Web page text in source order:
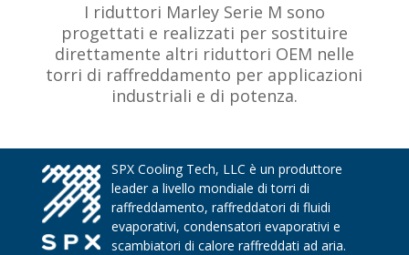
I riduttori Marley Serie M sono
progettati e realizzati per sostituire
direttamente altri riduttori OEM nelle
torri di raffreddamento per applicazioni
industriali e di potenza.
SPX Cooling Tech, LLC è un produttore
leader a livello mondiale di torri di
raffreddamento, raffreddatori di fluidi
evaporativi, condensatori evaporativi e
scambiatori di calore raffreddati ad aria.